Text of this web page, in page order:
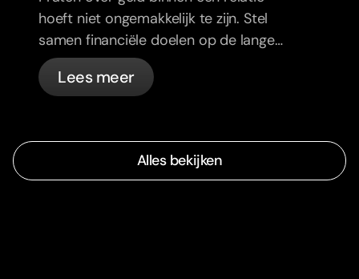
hoeft niet ongemakkelijk te zijn. Stel
samen financiële doelen op de lange
termijn en voel je meer op één lijn.
Lees meer
Alles bekijken